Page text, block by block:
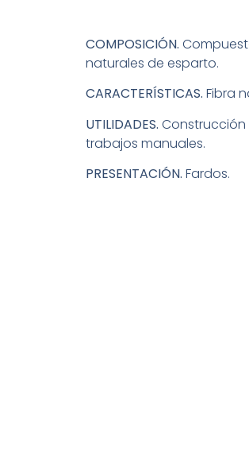
COMPOSICIÓN.
naturales de esparto.
CARACTERÍSTICAS. Fibra
UTILIDADES.
trabajos manuales.
PRESENTACIÓN. Fardos.